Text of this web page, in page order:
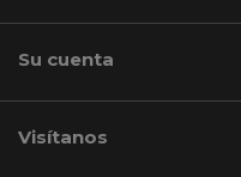
Su cuenta
Visítanos